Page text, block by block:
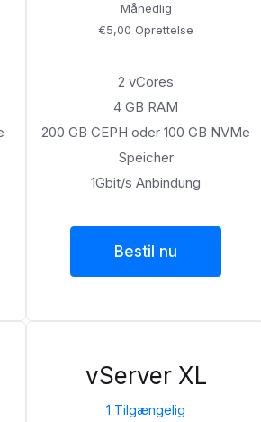
Månedlig
€5,00 Oprettelse
2 vCores
4 GB RAM
200 GB CEPH oder 100 GB NVMe
Speicher
1Gbit/s Anbindung
Bestil nu
vServer XL
1 Tilgængelig